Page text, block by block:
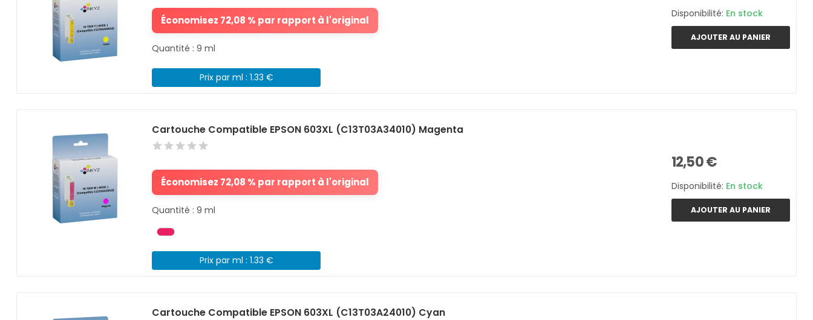
Économisez 72,08 % par rapport à l'original
Quantité : 9 ml
Prix par ml : 1.33 €
Disponibilité: En stock
AJOUTER AU PANIER
Cartouche Compatible EPSON 603XL (C13T03A34010) Magenta
Économisez 72,08 % par rapport à l'original
Quantité : 9 ml
Prix par ml : 1.33 €
12,50 €
Disponibilité: En stock
AJOUTER AU PANIER
Cartouche Compatible EPSON 603XL (C13T03A24010) Cyan